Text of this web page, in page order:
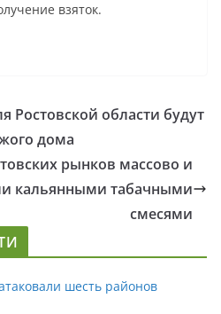
взяток.
Ростовской области будут
дома
рынков массово и
кальянными табачными
смесями
шесть районов